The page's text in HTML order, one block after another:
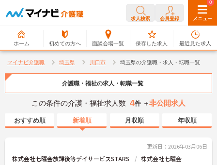
求人検索 会員登録 メニュー
ホーム 初めての方へ 面談会場一覧
0
保存した求人
0
最近見た求人
マイナビ介護職 埼玉県 川口市 埼玉県の介護職・求人・転職一覧
介護職・福祉の求人・転職一覧
この条件の介護・福祉求人数 4件 ＋非公開求人
おすすめ順 新着順 月収順 年収順
更新日：2026年03月06日
株式会社七曜会放課後等デイサービスSTARS 株式会社七曜会